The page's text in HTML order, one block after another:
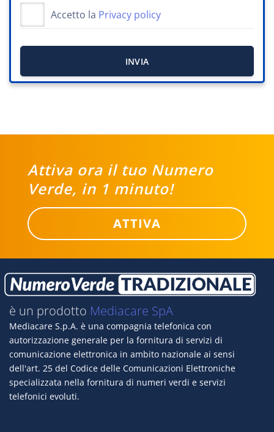
Accetto la Privacy policy
Attiva ora il tuo Numero
Verde, in 1 minuto!
ATTIVA
è un prodotto Mediacare SpA
Mediacare S.p.A. è una compagnia telefonica con
autorizzazione generale per la fornitura di servizi di
comunicazione elettronica in ambito nazionale ai sensi
dell'art. 25 del Codice delle Comunicazioni Elettroniche
specializzata nella fornitura di numeri verdi e servizi
telefonici evoluti.